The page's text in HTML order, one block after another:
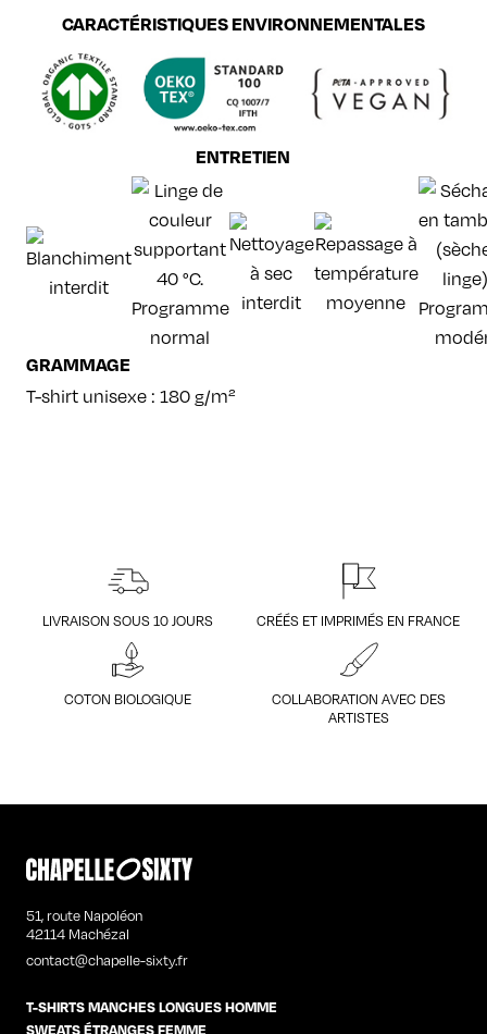
CARACTÉRISTIQUES ENVIRONNEMENTALES
ENTRETIEN
GRAMMAGE
T-shirt unisexe : 180 g/m²
LIVRAISON SOUS 10 JOURS CRÉÉS ET IMPRIMÉS EN FRANCE
COTON BIOLOGIQUE
COLLABORATION AVEC DES
ARTISTES
51, route Napoléon
42114 Machézal
contact@chapelle-sixty.fr
T-SHIRTS MANCHES LONGUES HOMME
SWEATS ÉTRANGES FEMME